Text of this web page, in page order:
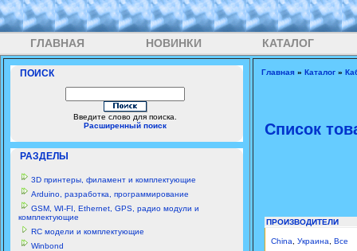
ГЛАВНАЯ НОВИНКИ КАТАЛОГ
ПОИСК
Введите слово для поиска.
Расширенный поиск
РАЗДЕЛЫ
3D принтеры, филамент и комплектующие
Arduino, разработка, программирование
GSM, WI-FI, Ethernet, GPS, радио модули и
комплектующие
RC модели и комплектующие
Winbond
Главная » Каталог »
Список
ПРОИЗВОДИТЕЛИ
China Украина Все